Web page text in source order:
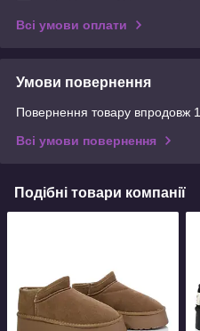
Всі умови оплати
Умови повернення
Повернення товару впродовж
Всі умови повернення
Подібні товари компанії